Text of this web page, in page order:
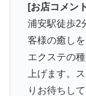
[お店コメン
浦安駅徒歩2
客様の癒し
エクステの
上げます。
りお待ちし